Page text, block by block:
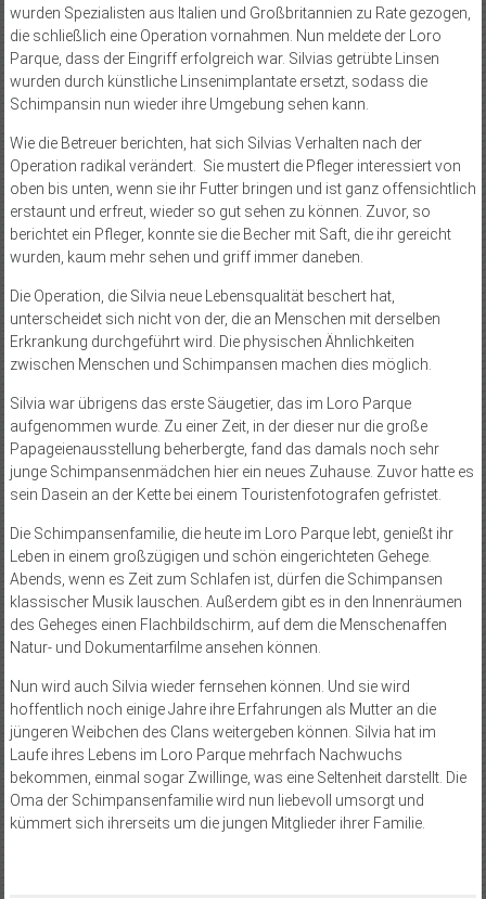
wurden Spezialisten aus Italien und Großbritannien zu Rate gezogen,
die schließlich eine Operation vornahmen. Nun meldete der Loro
Parque, dass der Eingriff erfolgreich war. Silvias getrübte Linsen
wurden durch künstliche Linsenimplantate ersetzt, sodass die
Schimpansin nun wieder ihre Umgebung sehen kann.
Wie die Betreuer berichten, hat sich Silvias Verhalten nach der
Operation radikal verändert. Sie mustert die Pfleger interessiert von
oben bis unten, wenn sie ihr Futter bringen und ist ganz offensichtlich
erstaunt und erfreut, wieder so gut sehen zu können. Zuvor, so
berichtet ein Pfleger, konnte sie die Becher mit Saft, die ihr gereicht
wurden, kaum mehr sehen und griff immer daneben.
Die Operation, die Silvia neue Lebensqualität beschert hat,
unterscheidet sich nicht von der, die an Menschen mit derselben
Erkrankung durchgeführt wird. Die physischen Ähnlichkeiten
zwischen Menschen und Schimpansen machen dies möglich.
Silvia war übrigens das erste Säugetier, das im Loro Parque
aufgenommen wurde. Zu einer Zeit, in der dieser nur die große
Papageienausstellung beherbergte, fand das damals noch sehr
junge Schimpansenmädchen hier ein neues Zuhause. Zuvor hatte es
sein Dasein an der Kette bei einem Touristenfotografen gefristet.
Die Schimpansenfamilie, die heute im Loro Parque lebt, genießt ihr
Leben in einem großzügigen und schön eingerichteten Gehege.
Abends, wenn es Zeit zum Schlafen ist, dürfen die Schimpansen
klassischer Musik lauschen. Außerdem gibt es in den Innenräumen
des Geheges einen Flachbildschirm, auf dem die Menschenaffen
Natur- und Dokumentarfilme ansehen können.
Nun wird auch Silvia wieder fernsehen können. Und sie wird
hoffentlich noch einige Jahre ihre Erfahrungen als Mutter an die
jüngeren Weibchen des Clans weitergeben können. Silvia hat im
Laufe ihres Lebens im Loro Parque mehrfach Nachwuchs
bekommen, einmal sogar Zwillinge, was eine Seltenheit darstellt. Die
Oma der Schimpansenfamilie wird nun liebevoll umsorgt und
kümmert sich ihrerseits um die jungen Mitglieder ihrer Familie.